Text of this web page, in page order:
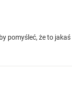
pomyśleć, że to jakaś